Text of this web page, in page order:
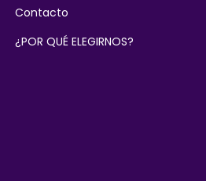
Contacto
¿POR QUÉ ELEGIRNOS?